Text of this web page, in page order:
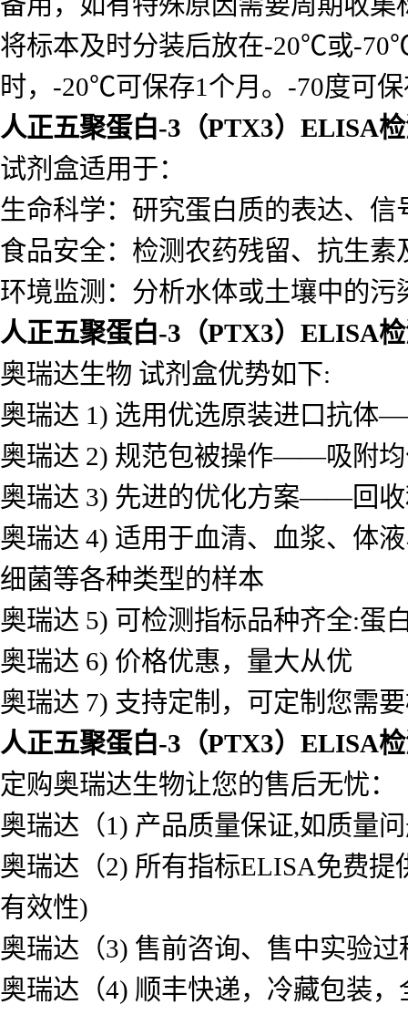
将标本及时分装后放在-20℃或-
时，-20℃可保存1个月。-70度可
人正五聚蛋白-3（PTX3）ELISA
试剂盒适用于：
生命科学：研究蛋白质的表达、信
食品安全：检测农药残留、抗生素
环境监测：分析水体或土壤中的
人正五聚蛋白-3（PTX3）ELISA
奥瑞达生物 试剂盒优势如下:
奥瑞达 1) 选用优选原装进口抗
奥瑞达 2) 规范包被操作——吸附
奥瑞达 3) 先进的优化方案——回
奥瑞达 4) 适用于血清、血浆、体
细菌等各种类型的样本
奥瑞达 5) 可检测指标品种齐全:蛋
奥瑞达 6) 价格优惠，量大从优
奥瑞达 7) 支持定制，可定制您需
人正五聚蛋白-3（PTX3）ELISA
定购奥瑞达生物让您的售后无忧：
奥瑞达（1) 产品质量保证,如质量
奥瑞达（2) 所有指标ELISA免费
有效性)
奥瑞达（3) 售前咨询、售中实验
奥瑞达（4) 顺丰快递，冷藏包装，